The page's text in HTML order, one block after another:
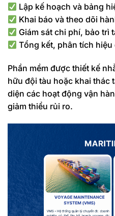
Lập kế hoạch và bảng
Khai báo và theo dõi
Giám sát chi phí, bảo trì
Tổng kết, phân tích hiệu
Phần mềm được thiết kế
hữu đội tàu hoặc khai thác
diện các hoạt động vận
giảm thiểu rủi ro.